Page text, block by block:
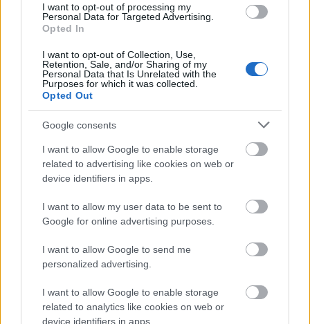
I want to opt-out of processing my
Personal Data for Targeted Advertising.
Opted In
I want to opt-out of Collection, Use,
Retention, Sale, and/or Sharing of my
Personal Data that Is Unrelated with the
Purposes for which it was collected.
Opted Out
Google consents
I want to allow Google to enable storage
related to advertising like cookies on web or
device identifiers in apps.
I want to allow my user data to be sent to
Google for online advertising purposes.
I want to allow Google to send me
personalized advertising.
I want to allow Google to enable storage
related to analytics like cookies on web or
device identifiers in apps.
Színház Sorozatok
OPERACINEMA - AHOGY MÉG SOHA NEM LÁTTAD
AZ OPERÁT!
AZ EMBERSÉG ÜNNEPE